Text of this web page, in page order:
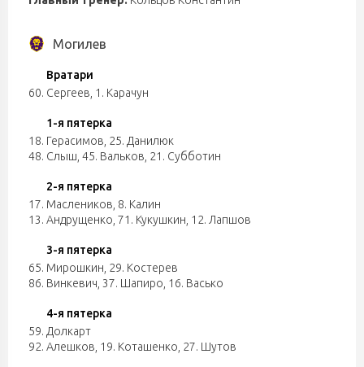
Могилев
Вратари
60. Сергеев 1. Карачун
1-я пятерка
18. Герасимов 25. Данилюк
48. Слыш 45. Вальков 21. Субботин
2-я пятерка
17. Маслеников 8. Калин
13. Андрущенко 71. Кукушкин 12. Лапшов
3-я пятерка
65. Мирошкин 29. Костерев
86. Винкевич 37. Шапиро 16. Васько
4-я пятерка
59. Долкарт
92. Алешков 19. Коташенко 27. Шутов